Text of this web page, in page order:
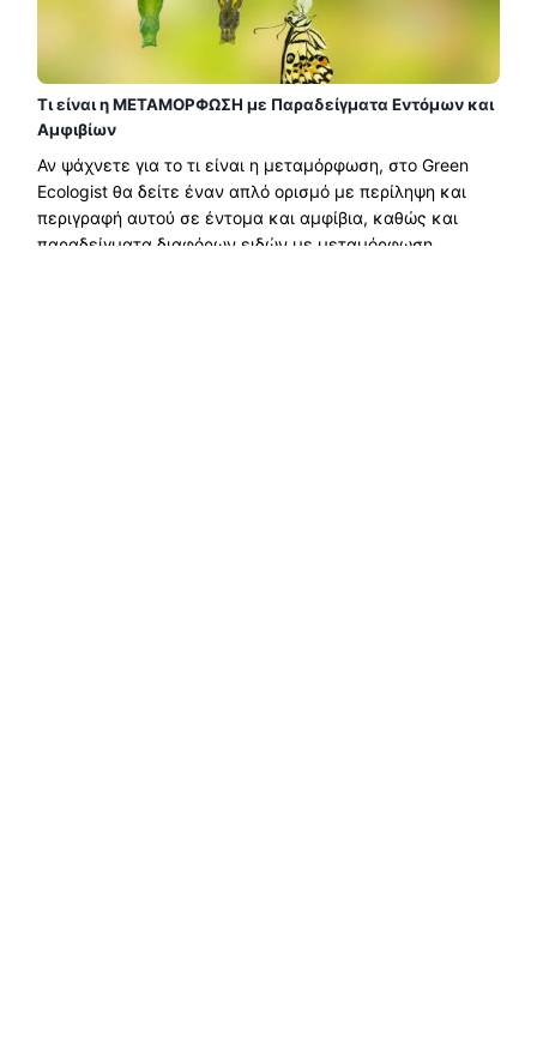
Τι είναι η ΜΕΤΑΜΟΡΦΩΣΗ με Παραδείγματα Εντόμων και
Αμφιβίων
Αν ψάχνετε για το τι είναι η μεταμόρφωση, στο Green
Ecologist θα δείτε έναν απλό ορισμό με περίληψη και
περιγραφή αυτού σε έντομα και αμφίβια, καθώς και
παραδείγματα διαφόρων ειδών με μεταμόρφωση....